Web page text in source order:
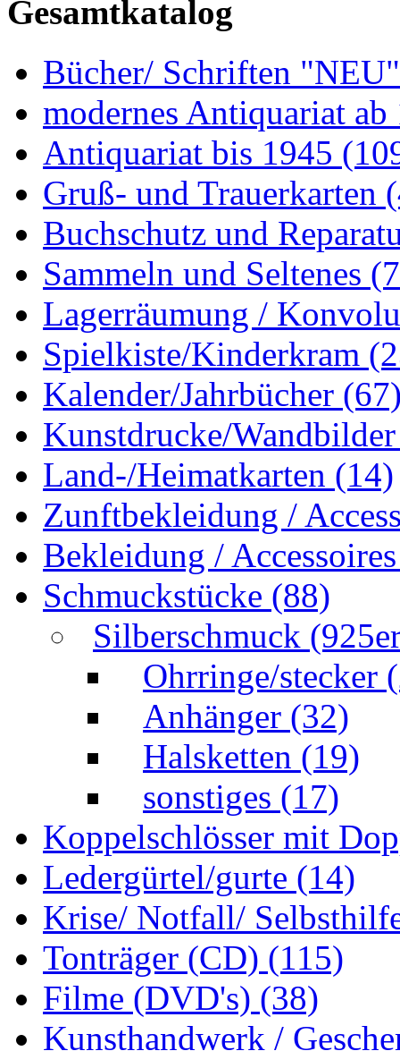
Gesamtkatalog
Bücher/ Schriften
modernes Antiquariat
Antiquariat bis 1945
Gruß- und Trauerkarten
Buchschutz und
Sammeln und Seltenes
Lagerräumung /
Spielkiste/Kinderkram
Kalender/Jahrbücher
Kunstdrucke/
Land-/Heimatkarten (14)
Zunftbekleidung /
Bekleidung /
Schmuckstücke (88)
Silberschmuck
Ohrringe/stecker
Anhänger (32)
Halsketten (19)
sonstiges (17)
Koppelschlösser mit
Ledergürtel/gurte (14)
Krise/ Notfall/
Tonträger (CD) (115)
Filme (DVD's) (38)
Kunsthandwerk /